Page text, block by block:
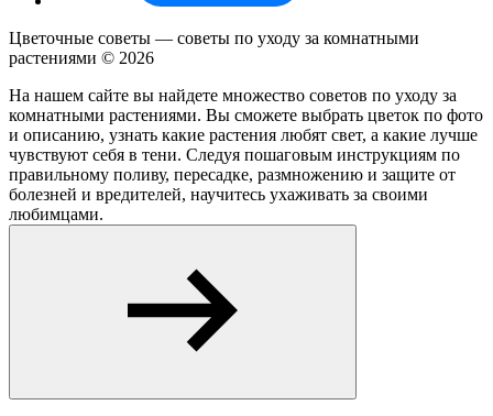
Цветочные советы — советы по уходу за комнатными
растениями © 2026
На нашем сайте вы найдете множество советов по уходу за
комнатными растениями. Вы сможете выбрать цветок по фото
и описанию, узнать какие растения любят свет, а какие лучше
чувствуют себя в тени. Следуя пошаговым инструкциям по
правильному поливу, пересадке, размножению и защите от
болезней и вредителей, научитесь ухаживать за своими
любимцами.